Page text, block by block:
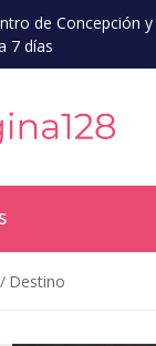
de Concepción
7 días
Destino